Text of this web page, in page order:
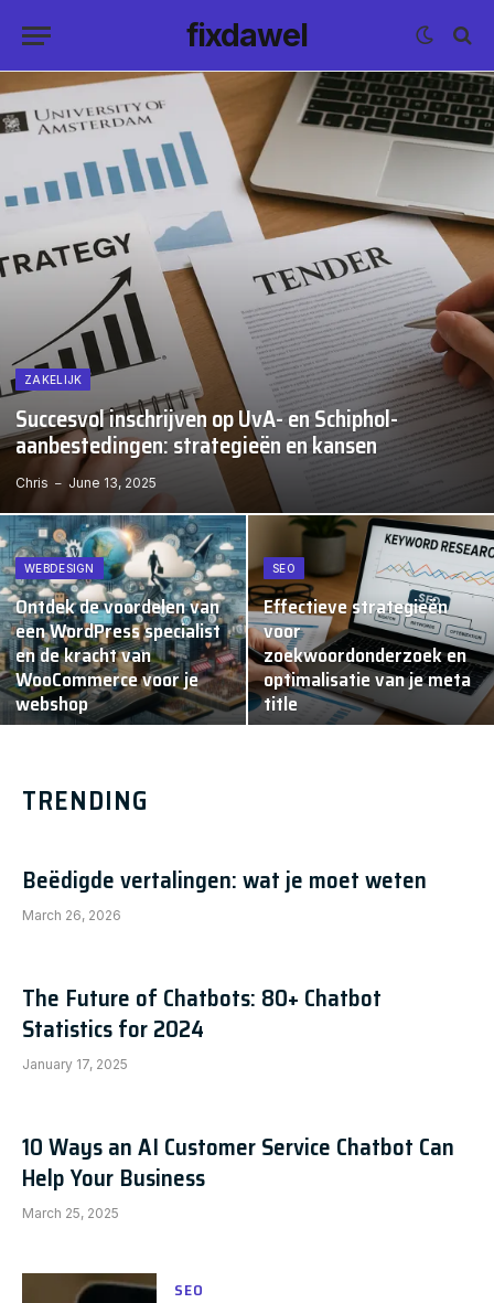
fixdawel
ZAKELIJK
Succesvol inschrijven op UvA- en Schiphol-
aanbestedingen: strategieën en kansen
Chris June 13, 2025
WEBDESIGN
Ontdek de voordelen van
een WordPress specialist
en de kracht van
WooCommerce voor je
webshop
SEO
Effectieve strategieën
voor
zoekwoordonderzoek en
optimalisatie van je meta
title
TRENDING
Beëdigde vertalingen: wat je moet weten
March 26, 2026
The Future of Chatbots: 80+ Chatbot
Statistics for 2024
January 17, 2025
10 Ways an AI Customer Service Chatbot Can
Help Your Business
March 25, 2025
SEO